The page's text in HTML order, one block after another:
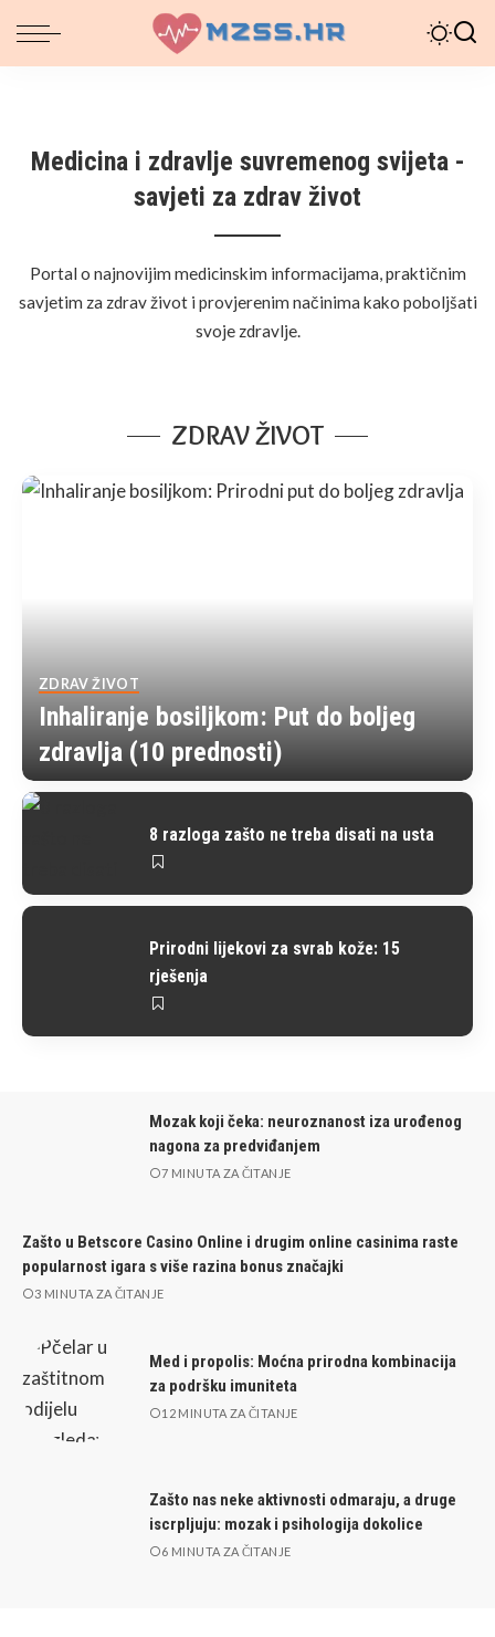
Medicina i zdravlje suvremenog svijeta -
savjeti za zdrav život
Portal o najnovijim medicinskim informacijama, praktičnim
savjetim za zdrav život i provjerenim načinima kako poboljšati
svoje zdravlje.
ZDRAV ŽIVOT
ZDRAV ŽIVOT
Inhaliranje bosiljkom: Put do boljeg
zdravlja (10 prednosti)
8 razloga zašto ne treba disati na usta
Prirodni lijekovi za svrab kože: 15
rješenja
Mozak koji čeka: neuroznanost iza urođenog
nagona za predviđanjem
7 MINUTA ZA ČITANJE
Zašto u Betscore Casino Online i drugim online casinima raste
popularnost igara s više razina bonus značajki
3 MINUTA ZA ČITANJE
Med i propolis: Moćna prirodna kombinacija
za podršku imuniteta
12 MINUTA ZA ČITANJE
Zašto nas neke aktivnosti odmaraju, a druge
iscrpljuju: mozak i psihologija dokolice
6 MINUTA ZA ČITANJE